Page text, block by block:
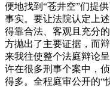
便地找到“苍井空”们提
事实。要让法院认定上
得靠合法、客观且充分
方抛出了主要证据，而
来我往使整个法庭辩论
许在很多刑事个案中，
得多。全程庭审公开的“